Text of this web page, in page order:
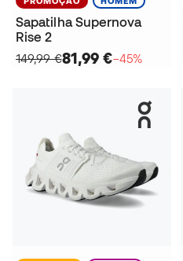
Sapatilha Supernova
Rise 2
149,99 €81,99 €−45%